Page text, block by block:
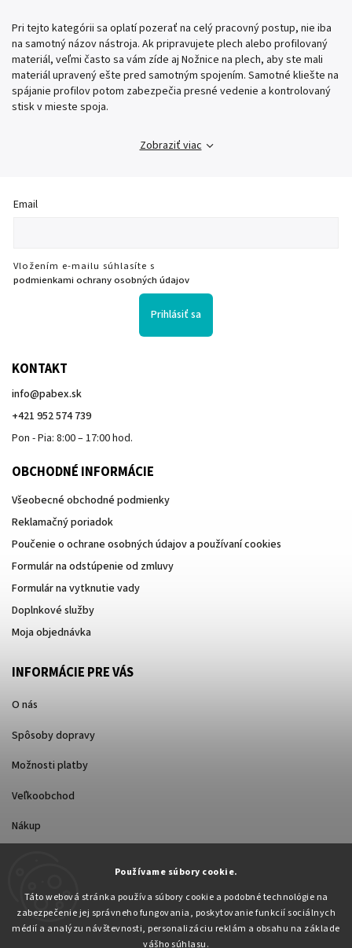
Používame súbory cookie.
Táto webová stránka používa súbory cookie a podobné technológie na
zabezpečenie jej správneho fungovania, poskytovanie funkcií sociálnych
médií a analýzu návštevnosti, personalizáciu reklám a obsahu na základe
vášho súhlasu.
Pri tejto kategórii sa oplatí pozerať na celý pracovný postup, nie iba
na samotný názov nástroja. Ak pripravujete plech alebo profilovaný
materiál, veľmi často sa vám zíde aj Nožnice na plech, aby ste mali
materiál upravený ešte pred samotným spojením. Samotné kliešte na
spájanie profilov potom zabezpečia presné vedenie a kontrolovaný
stisk v mieste spoja.
Zobraziť viac
Email
Vložením e-mailu súhlasíte s
podmienkami ochrany osobných údajov
Prihlásiť sa
KONTAKT
info@pabex.sk
+421 952 574 739
Pon - Pia: 8:00 – 17:00 hod.
OBCHODNÉ INFORMÁCIE
Všeobecné obchodné podmienky
Reklamačný poriadok
Poučenie o ochrane osobných údajov a používaní cookies
Formulár na odstúpenie od zmluvy
Formulár na vytknutie vady
Doplnkové služby
Moja objednávka
INFORMÁCIE PRE VÁS
O nás
Spôsoby dopravy
Možnosti platby
Veľkoobchod
Nákup